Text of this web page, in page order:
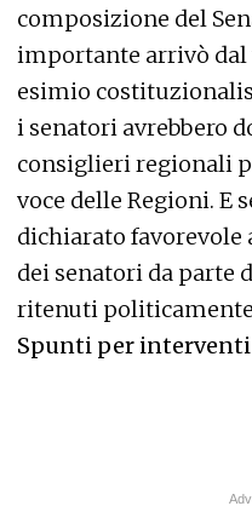
composizione del
importante arrivò dal
esimio
i senatori avrebbero
consiglieri regionali
voce delle Regioni. E
dichiarato favorevole
dei senatori da parte
ritenuti
Spunti per